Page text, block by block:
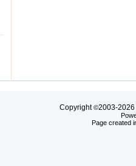
Copyright©2003-2026
Page created